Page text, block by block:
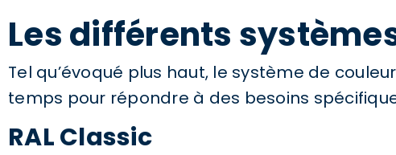
Les différents
Tel qu’évoqué plus haut, le système de
temps pour répondre à des besoins
RAL Classic